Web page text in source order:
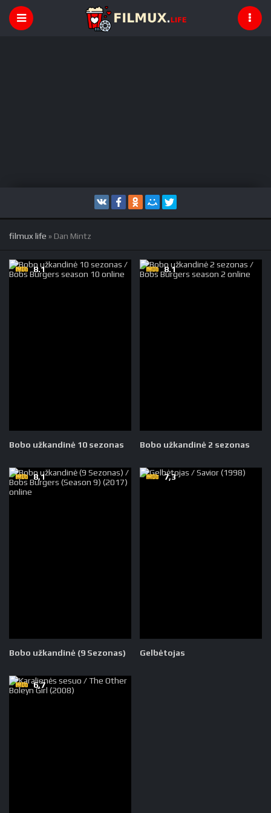
filmux life » Dan Mintz
Bobo užkandinė 10 sezonas
8.1
Bobo užkandinė 2 sezonas
8.1
Bobo užkandinė (9 Sezonas)
8,1
Gelbėtojas
7,3
6,7